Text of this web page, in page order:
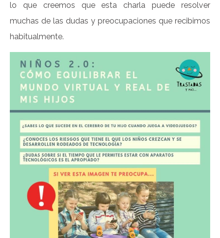
lo que creemos que esta charla puede resolver
muchas de las dudas y preocupaciones que recibimos
habitualmente.